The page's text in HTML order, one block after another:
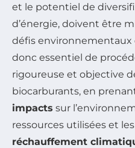
et le potentiel de
d’énergie, doivent être
défis environnementaux
donc essentiel de
rigoureuse et objective
biocarburants, en
impacts sur
ressources utilisées et
réchauffement